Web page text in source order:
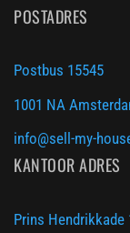
POSTADRES
Postbus 15545
1001 NA
info@sell-my-
KANTOOR ADRES
Prins Hendrikkade